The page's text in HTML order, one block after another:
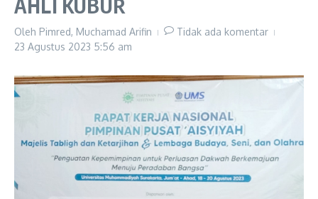
AHLI KUBUR
Oleh Pimred, Muchamad Arifin
Tidak ada komentar
23 Agustus 2023 5:56 am